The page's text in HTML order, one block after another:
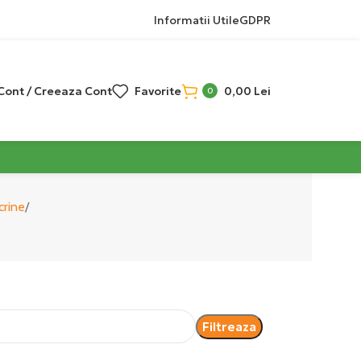
Informatii UtileGDPR
/ Creeaza Cont Favorite 0 0,00 Lei
Filtreaza